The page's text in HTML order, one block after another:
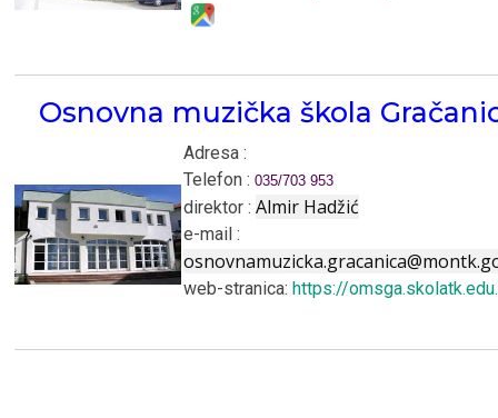
Osnovna muzička škola
Adresa :
Telefon : 035/703 953
direktor : Almir Hadžić
e-mail :
web-stranica: https://